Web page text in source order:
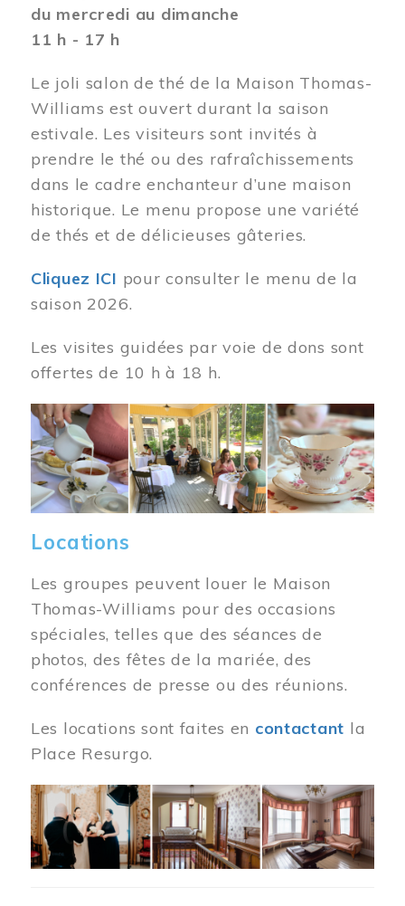
du mercredi au dimanche
11 h - 17 h
Le joli salon de thé de la Maison Thomas-
Williams est ouvert durant la saison
estivale. Les visiteurs sont invités à
prendre le thé ou des rafraîchissements
dans le cadre enchanteur d’une maison
historique. Le menu propose une variété
de thés et de délicieuses gâteries.
Cliquez ICI pour consulter le menu de la
saison 2026.
Les visites guidées par voie de dons sont
offertes de 10 h à 18 h.
Image
Locations
Les groupes peuvent louer le Maison
Thomas-Williams pour des occasions
spéciales, telles que des séances de
photos, des fêtes de la mariée, des
conférences de presse ou des réunions.
Les locations sont faites en contactant la
Place Resurgo.
Image